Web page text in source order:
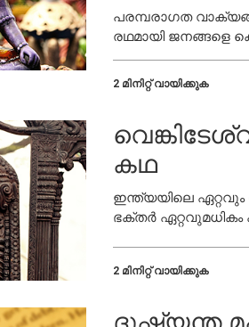
പരമ്പരാഗത
രഥമായി ജനങ്ങളെ
പരിചയമുള്ളതായി
പ്രവചിച്ച പുരാതന
വായിക്കുക.
2 മിനിറ്റ് വായിക്കുക
കഥ
ഇന്ത്യയിലെ ഏറ്റവും
ഭക്തർ
2 മിനിറ്റ് വായിക്കുക